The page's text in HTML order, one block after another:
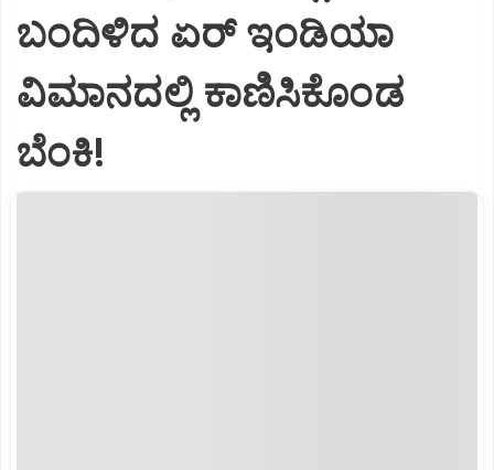
ಬಂದಿಳಿದ ಏರ್‌ ಇಂಡಿಯಾ
ವಿಮಾನದಲ್ಲಿ ಕಾಣಿಸಿಕೊಂಡ
ಬೆಂಕಿ!